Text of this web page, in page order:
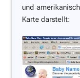
und
Karte darstellt: